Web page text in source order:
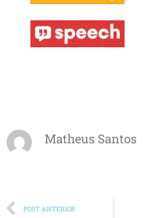
Matheus Santos
POST ANTERIOR